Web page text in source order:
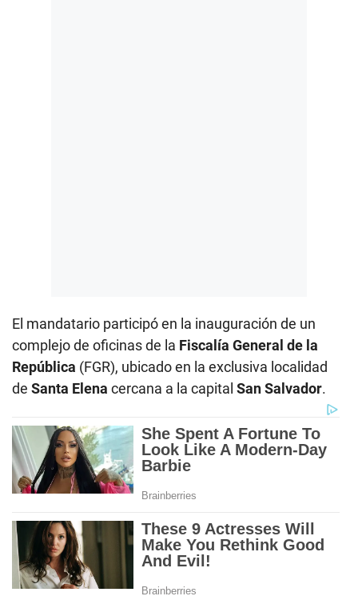
El mandatario participó en la inauguración de un
complejo de oficinas de la Fiscalía General de la
República (FGR), ubicado en la exclusiva localidad
de Santa Elena cercana a la capital San Salvador.